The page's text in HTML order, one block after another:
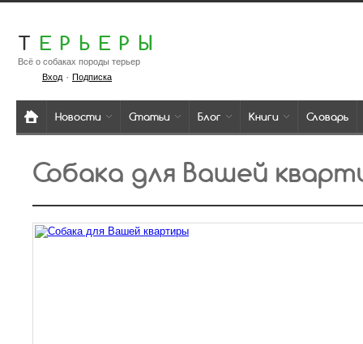
Т ЕРЬЕРЫ
Всё о собаках породы терьер
Вход· Подписка
Новости Статьи Блог Книги Словарь
Собака для Вашей